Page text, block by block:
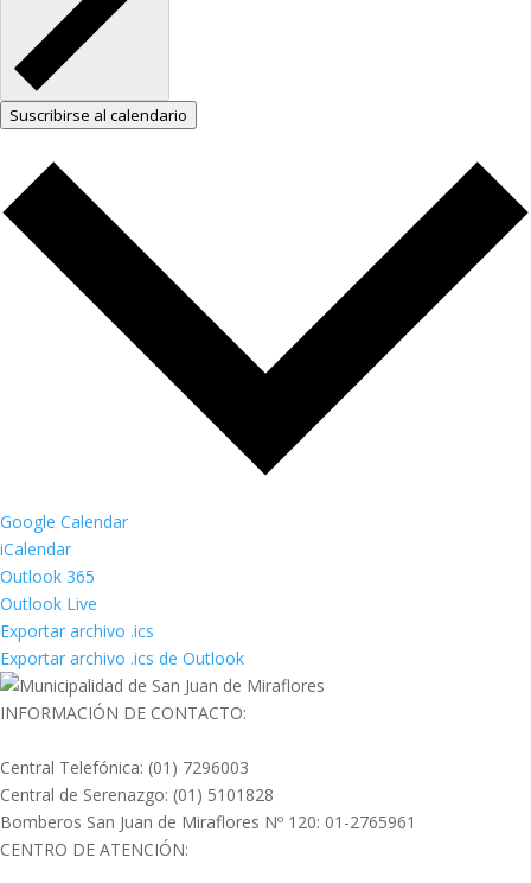
Suscribirse al calendario
Google Calendar
iCalendar
Outlook 365
Outlook Live
Exportar archivo .ics
Exportar archivo .ics de Outlook
INFORMACIÓN DE CONTACTO:
Central Telefónica: (01) 7296003
Central de Serenazgo: (01) 5101828
Bomberos San Juan de Miraflores Nº 120: 01-2765961
CENTRO DE ATENCIÓN: